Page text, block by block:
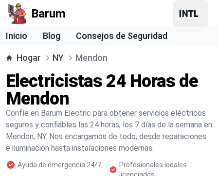
Barum
Inicio Blog Consejos de Seguridad
Hogar NY Mendon
Electricistas 24 Horas de
Mendon
Confíe en Barum Electric para obtener servicios eléctricos
seguros y confiables las 24 horas, los 7 días de la semana en
Mendon, NY. Nos encargamos de todo, desde reparaciones
e iluminación hasta instalaciones modernas.
Ayuda de emergencia 24/7
Profesionales locales